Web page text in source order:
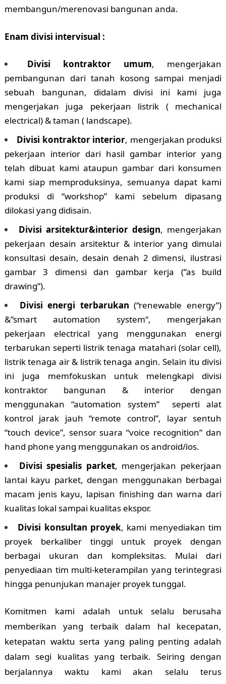
membangun/merenovasi bangunan anda.
Enam divisi intervisual :
Divisi kontraktor umum, mengerjakan
pembangunan dari tanah kosong sampai menjadi
sebuah bangunan, didalam divisi ini kami juga
mengerjakan juga pekerjaan listrik ( mechanical
electrical) & taman ( landscape).
Divisi kontraktor interior, mengerjakan produksi
pekerjaan interior dari hasil gambar interior yang
telah dibuat kami ataupun gambar dari konsumen
kami siap memproduksinya, semuanya dapat kami
produksi di “workshop” kami sebelum dipasang
dilokasi yang didisain.
Divisi arsitektur&interior design, mengerjakan
pekerjaan desain arsitektur & interior yang dimulai
konsultasi desain, desain denah 2 dimensi, ilustrasi
gambar 3 dimensi dan gambar kerja (”as build
drawing”).
Divisi energi terbarukan (“renewable energy”)
&”smart automation system“, mengerjakan
pekerjaan electrical yang menggunakan energi
terbarukan seperti listrik tenaga matahari (solar cell),
listrik tenaga air & listrik tenaga angin. Selain itu divisi
ini juga memfokuskan untuk melengkapi divisi
kontraktor bangunan & interior dengan
menggunakan “automation system” seperti alat
kontrol jarak jauh “remote control”, layar sentuh
“touch device”, sensor suara “voice recognition” dan
hand phone yang menggunakan os android/ios.
Divisi spesialis parket, mengerjakan pekerjaan
lantai kayu parket, dengan menggunakan berbagai
macam jenis kayu, lapisan finishing dan warna dari
kualitas lokal sampai kualitas ekspor.
Divisi konsultan proyek, kami menyediakan tim
proyek berkaliber tinggi untuk proyek dengan
berbagai ukuran dan kompleksitas. Mulai dari
penyediaan tim multi-keterampilan yang terintegrasi
hingga penunjukan manajer proyek tunggal.
Komitmen kami adalah untuk selalu berusaha
memberikan yang terbaik dalam hal kecepatan,
ketepatan waktu serta yang paling penting adalah
dalam segi kualitas yang terbaik. Seiring dengan
berjalannya waktu kami akan selalu terus